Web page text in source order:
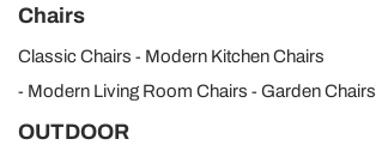
Chairs
Classic Chairs
Modern Kitchen Chairs
Modern Living Room Chairs
Garden Chairs
OUTDOOR